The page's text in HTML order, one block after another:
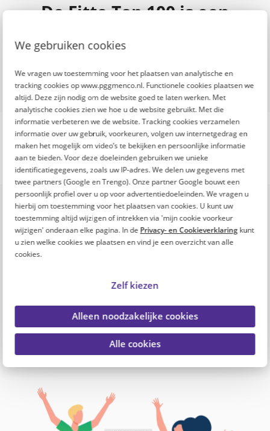
We gebruiken cookies
We vragen uw toestemming voor het plaatsen van analytische en
tracking cookies op www.pggmenco.nl. Functionele cookies plaatsen we
altijd. Deze zijn nodig om de website goed te laten werken. Met
analytische cookies zien we hoe u de website gebruikt. Met die
informatie verbeteren we de website. Tracking cookies verzamelen
informatie over uw gebruik, voorkeuren, volgen uw internetgedrag en
maken het mogelijk om video’s te bekijken en persoonlijke informatie
aan te bieden. Voor deze doeleinden gebruiken we unieke
identificatiegegevens, zoals uw IP-adres. We delen uw gegevens met
twee partners (Google en Trengo). Onze partner Google bouwt een
persoonlijk profiel over u op voor advertentiedoeleinden. We vragen u
hierbij om toestemming voor het plaatsen van cookies. U kunt uw
toestemming altijd wijzigen of intrekken via 'mijn cookie voorkeur
wijzigen' onderaan elke pagina. In de Privacy- en Cookieverklaringkunt
u zien welke cookies we plaatsen en vind je een overzicht van alle
cookies.
Zelf kiezen
Alleen noodzakelijke cookies
Alle cookies
De Fitte Top 100 is een
initiatief van
Onze missie
De toenemende inflatie en stijgende kosten
maken het leven steeds duurder. Ook
professionals in zorg en welzijn merken dit in
hun portemonnee.
lanceren PFZW en PGGM&CO de Fitte Top 100: 1
website, 100 ideeën om financieel fit te blijven.
Een platform voor én door professionals in zorg
en welzijn. Vind en deel inspiratie om financieel
fit te blijven. Alleen of samen met je collega's.